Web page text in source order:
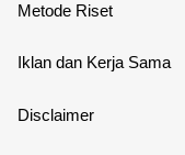
Metode Riset
Iklan dan Kerja Sama
Disclaimer